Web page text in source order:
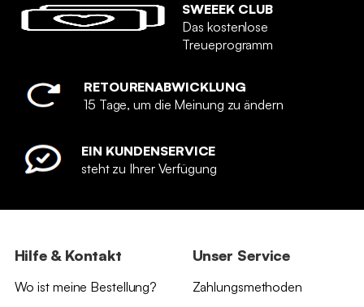
SWEEEK CLUB
Das kostenlose
Treueprogramm
RETOURENABWICKLUNG
15 Tage, um die Meinung zu ändern
EIN KUNDENSERVICE
steht zu Ihrer Verfügung
Hilfe & Kontakt
Wo ist meine Bestellung?
Unser Service
Zahlungsmethoden